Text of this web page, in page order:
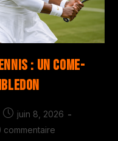
: un come-
juin 8, 2026
commentaire